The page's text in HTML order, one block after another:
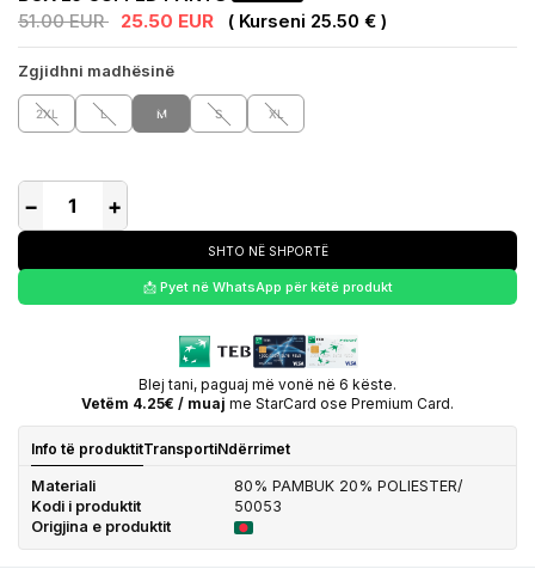
51.00 EUR 25.50 EUR ( Kurseni 25.50 € )
Zgjidhni madhësinë
2XL L M S XL
− +
SHTO NË SHPORTË
📩 Pyet në WhatsApp për këtë produkt
Blej tani, paguaj më vonë në 6 këste.
Vetëm 4.25€ / muaj me StarCard ose Premium Card.
Info të produktitTransportiNdërrimet
Materiali
80% PAMBUK 20% POLIESTER/
Kodi i produktit
50053
Origjina e produktit